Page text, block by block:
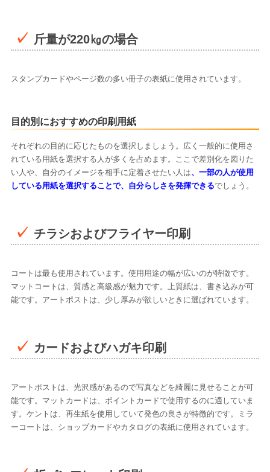
斤量が220㎏の場合
スタンプカードやページ数の多い冊子の表紙に使用されています。
目的別におすすめの印刷用紙
それぞれの目的に応じたものを選択しましょう。広く一般的に使用さ
れている用紙を選択する人が多くを占めます。ここで差別化を図りた
い人や、自分のイメージを相手に定着させたい人は、一部の人が使用
している用紙を選択することで、自分らしさを発揮できるでしょう。
チラシおよびフライヤー印刷
コートは最も使用されています。使用用途の幅が広いのが特徴です。
マットコートは、質感と高級感が魅力です。上質紙は、書き込みが可
能です。アートポストは、少し厚みが欲しいときに選ばれています。
カードおよびハガキ印刷
アートポストは、光沢感があるので写真などを綺麗に見せることが可
能です。マットカードは、ポイントカードで使用するのに適していま
す。ケントは、再生紙を使用していて発色の良さが特徴的です。ミラ
ーコートは、ショップカードやカタログの表紙に使用されています。